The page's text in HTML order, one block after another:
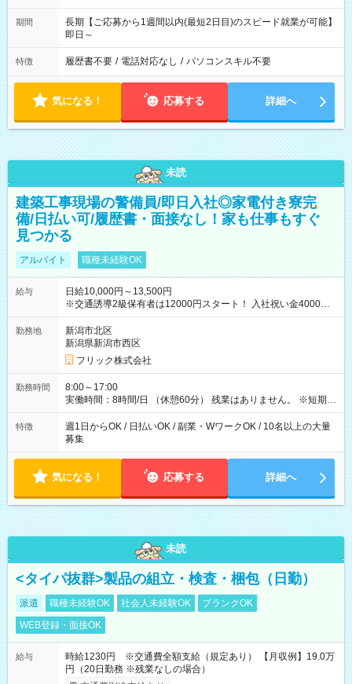
期間
長期【ご応募から1週間以内(最短2日目)のスピード就業が可能】
即日～
特徴 履歴書不要 / 電話対応なし / パソコンスキル不要
気になる！ 応募する 詳細へ
未読
建築工事現場の警備員/即日入社◎家電付き寮完
備/日払い可/履歴書・面接なし！家も仕事もすぐ
見つかる
アルバイト 職種未経験OK
給与
日給10,000円～13,500円
※交通誘導2級保有者は12000円スタート！ 入社祝い金4000円
【試用期間】試用期間なし
勤務地
新潟市北区
新潟県新潟市西区
フリック株式会社
勤務時間
8:00～17:00
実働時間：8時間/日 （休憩60分） 残業はありません。 ※短期の
募集は行っておりません。予めご了承くださいませ。
特徴
週1日からOK / 日払いOK / 副業・WワークOK / 10名以上の大量
募集
気になる！ 応募する 詳細へ
未読
<タイパ抜群>製品の組立・検査・梱包（日勤）
派遣 職種未経験OK 社会人未経験OK
ブランクOK
WEB登録・面接OK
給与
時給1230円 ※交通費全額支給（規定あり） 【月収例】19.0万
円（20日勤務 ※残業なしの場合）